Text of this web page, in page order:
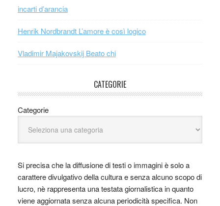
incarti d’arancia
Henrik Nordbrandt L’amore è così logico
Vladimir Majakovskij Beato chi
CATEGORIE
Categorie
Si precisa che la diffusione di testi o immagini è solo a
carattere divulgativo della cultura e senza alcuno scopo di
lucro, nè rappresenta una testata giornalistica in quanto
viene aggiornata senza alcuna periodicità specifica. Non